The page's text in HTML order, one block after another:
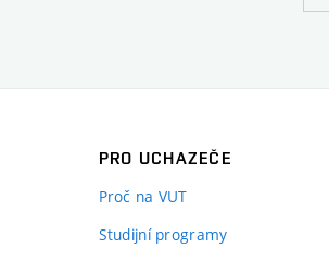
PRO UCHAZEČE
Proč na VUT
Studijní programy